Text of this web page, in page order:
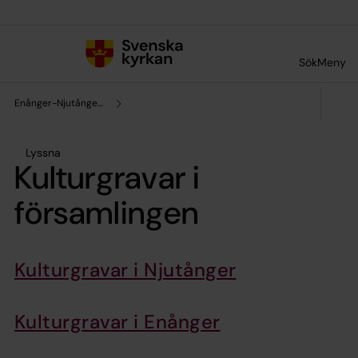
SökMeny
Enånger-Njutångers församling
Lyssna
Kulturgravar i
församlingen
Kulturgravar i Njutånger
Kulturgravar i Enånger